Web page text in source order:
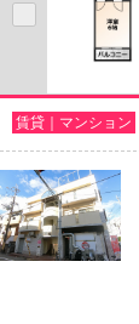
賃貸｜マンション